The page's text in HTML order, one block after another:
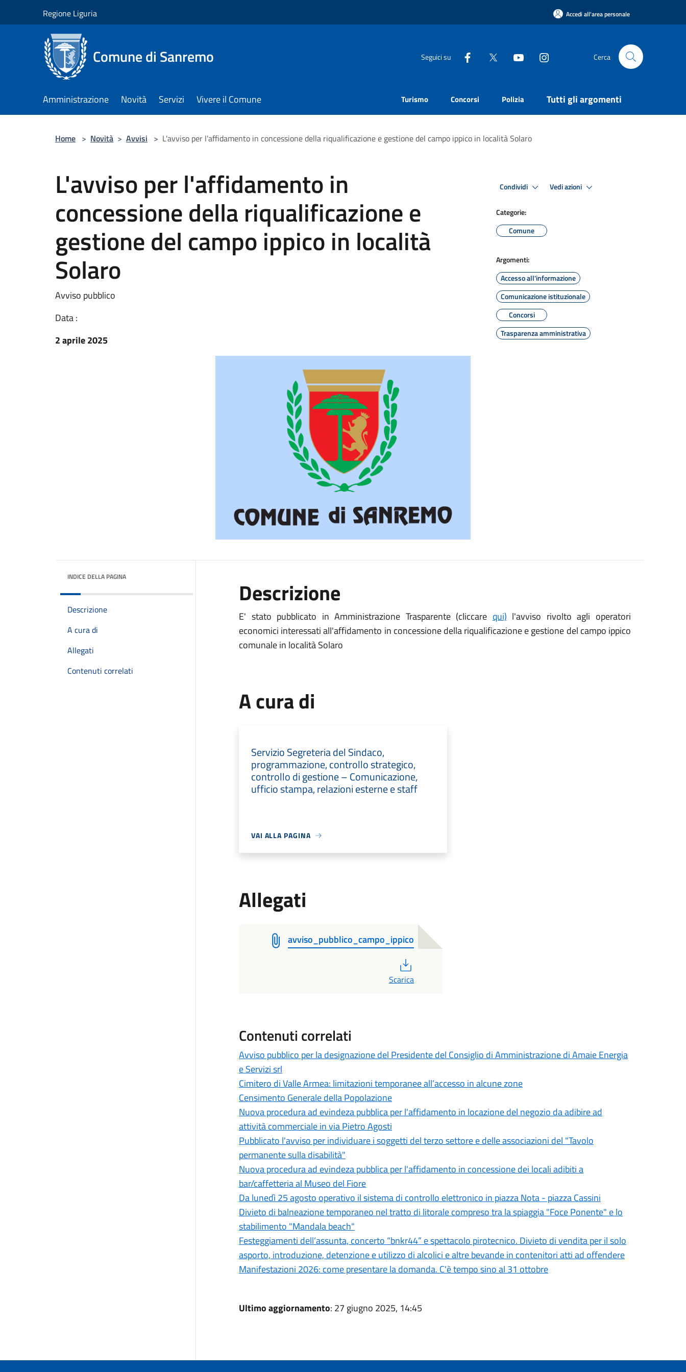
Regione Liguria Accedi all'area personale
Comune di Sanremo Seguici su Cerca
Amministrazione Novità Servizi Vivere il Comune Turismo Concorsi Polizia Tutti gli argomenti
Home > Novità > Avvisi > L'avviso per l'affidamento in concessione della riqualificazione e gestione del campo ippico in località Solaro
L'avviso per l'affidamento in
concessione della riqualificazione e
gestione del campo ippico in località
Solaro
Avviso pubblico
Data :
2 aprile 2025
Condividi Vedi azioni
Categorie:
Comune
Argomenti:
Accesso all'informazione
Comunicazione istituzionale
Concorsi
Trasparenza amministrativa
INDICE DELLA PAGINA
Descrizione
A cura di
Allegati
Contenuti correlati
Descrizione
E' stato pubblicato in Amministrazione Trasparente (cliccare qui) l'avviso rivolto agli operatori
economici interessati all'affidamento in concessione della riqualificazione e gestione del campo ippico
comunale in località Solaro
A cura di
Servizio Segreteria del Sindaco,
programmazione, controllo strategico,
controllo di gestione – Comunicazione,
ufficio stampa, relazioni esterne e staff
VAI ALLA PAGINA
Allegati
avviso_pubblico_campo_ippico
Scarica
Contenuti correlati
Avviso pubblico per la designazione del Presidente del Consiglio di Amministrazione di Amaie Energia
e Servizi srl
Cimitero di Valle Armea: limitazioni temporanee all’accesso in alcune zone
Censimento Generale della Popolazione
Nuova procedura ad evindeza pubblica per l'affidamento in locazione del negozio da adibire ad
attività commerciale in via Pietro Agosti
Pubblicato l'avviso per individuare i soggetti del terzo settore e delle associazioni del "Tavolo
permanente sulla disabilità"
Nuova procedura ad evindeza pubblica per l'affidamento in concessione dei locali adibiti a
bar/caffetteria al Museo del Fiore
Da lunedì 25 agosto operativo il sistema di controllo elettronico in piazza Nota - piazza Cassini
Divieto di balneazione temporaneo nel tratto di litorale compreso tra la spiaggia "Foce Ponente" e lo
stabilimento "Mandala beach"
Festeggiamenti dell’assunta, concerto “bnkr44” e spettacolo pirotecnico. Divieto di vendita per il solo
asporto, introduzione, detenzione e utilizzo di alcolici e altre bevande in contenitori atti ad offendere
Manifestazioni 2026: come presentare la domanda. C'è tempo sino al 31 ottobre
Ultimo aggiornamento: 27 giugno 2025, 14:45